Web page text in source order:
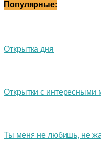
Популярные:
Открытка дня
Открытки с интересными
Ты меня не любишь, не